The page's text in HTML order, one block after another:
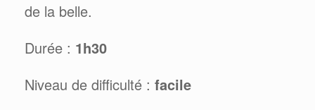
de la belle.
Durée : 1h30
Niveau de difficulté : facile